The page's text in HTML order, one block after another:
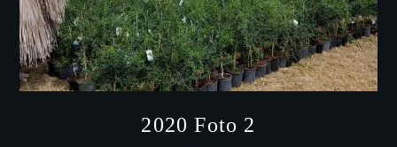
2020 Foto 2